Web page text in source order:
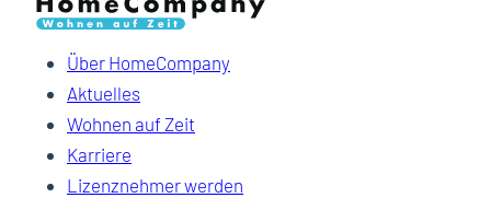
Über HomeCompany
Aktuelles
Wohnen auf Zeit
Karriere
Lizenznehmer werden